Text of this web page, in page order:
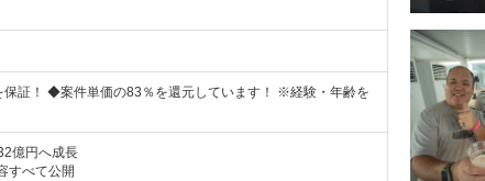
証！ ◆案件単価の83％を還元しています！ ※経験・年齢を
億円へ成長
すべて公開